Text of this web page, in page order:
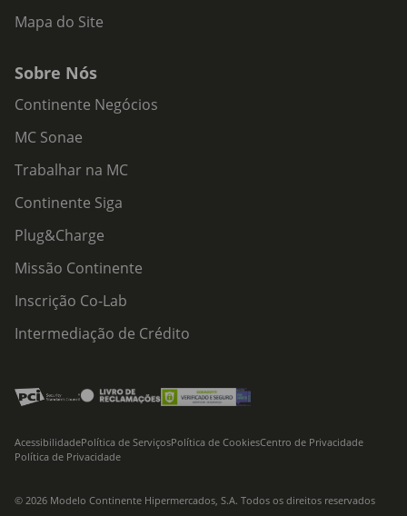
Mapa do Site
Sobre Nós
Continente Negócios
MC Sonae
Trabalhar na MC
Continente Siga
Plug&Charge
Missão Continente
Inscrição Co-Lab
Intermediação de Crédito
© 2026 Modelo Continente Hipermercados, S.A. Todos os direitos reservados
AcessibilidadePolítica de ServiçosPolítica de CookiesCentro de Privacidade
Política de Privacidade